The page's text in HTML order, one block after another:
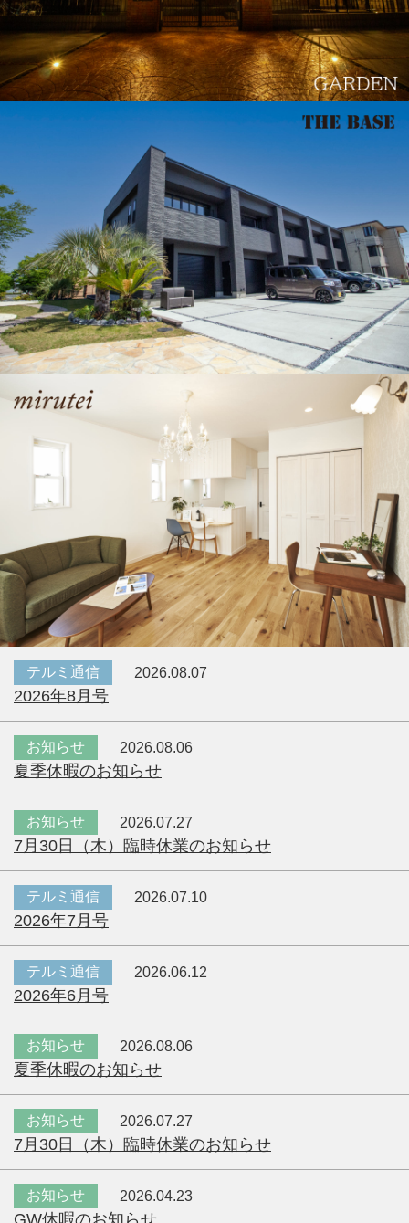
テルミ通信 2026.08.07
2026年8月号
お知らせ 2026.08.06
夏季休暇のお知らせ
お知らせ 2026.07.27
7月30日（木）臨時休業のお知らせ
テルミ通信 2026.07.10
2026年7月号
テルミ通信 2026.06.12
2026年6月号
お知らせ 2026.08.06
夏季休暇のお知らせ
お知らせ 2026.07.27
7月30日（木）臨時休業のお知らせ
お知らせ 2026.04.23